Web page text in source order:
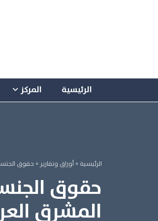
الرئيسية المركز
الرئيسية » أوراق وتقارير » حقوق
حقوق
المشرق